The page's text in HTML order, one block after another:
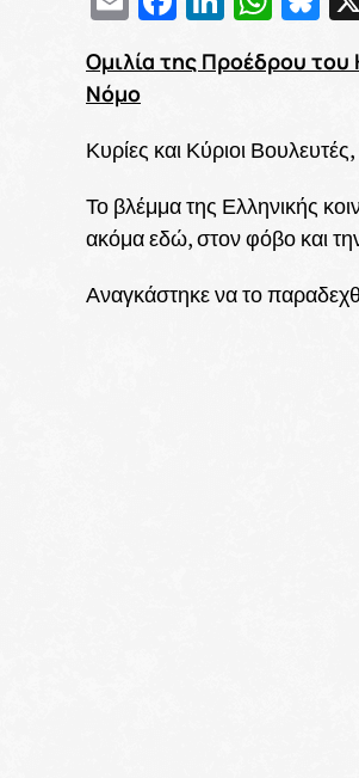
Ομιλία της Προέδρου του
Νόμο
Κυρίες και Κύριοι Βουλευτές,
Το βλέμμα της Ελληνικής
ακόμα εδώ, στον φόβο και
Αναγκάστηκε να το